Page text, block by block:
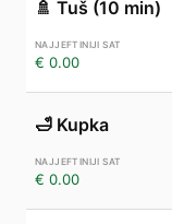
🚿 Tuš (10 min)
€ 0.00
🛁 Kupka
€ 0.00